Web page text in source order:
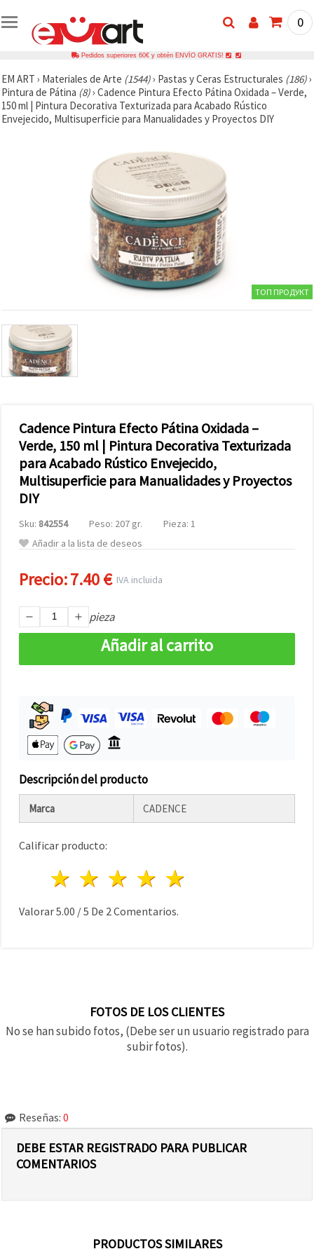
0
Pedidos superiores 60€ y obtén ENVÍO GRATIS!
EM ART › Materiales de Arte (1544)› Pastas y Ceras Estructurales (186)›
Pintura de Pátina (8)› Cadence Pintura Efecto Pátina Oxidada – Verde,
150 ml | Pintura Decorativa Texturizada para Acabado Rústico
Envejecido, Multisuperficie para Manualidades y Proyectos DIY
ТОП ПРОДУКТ
Cadence Pintura Efecto Pátina Oxidada –
Verde, 150 ml | Pintura Decorativa Texturizada
para Acabado Rústico Envejecido,
Multisuperficie para Manualidades y Proyectos
DIY
Sku: 842554 Peso: 207 gr.
Pieza: 1
Añadir a la lista de deseos
Precio:7.40 €IVA incluida
pieza
Añadir al carrito
Descripción del producto
Marca CADENCE
Calificar producto:
4 estrellas
3 estrellas
2 estrellas
1 estrella
Valorar5.00 /5 De 2 Comentarios.
FOTOS DE LOS CLIENTES
No se han subido fotos, (Debe ser un usuario registrado para
subir fotos).
Reseñas: 0
DEBE ESTAR REGISTRADO PARA PUBLICAR
COMENTARIOS
PRODUCTOS SIMILARES